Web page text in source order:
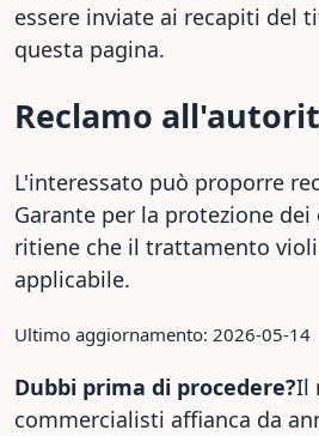
essere inviate ai recapiti del
questa pagina.
Reclamo
L'interessato può proporre
Garante per la protezione
ritiene che il trattamento
applicabile.
Ultimo aggiornamento: 2026-05-14
Dubbi prima di procedere?Il
commercialisti affianca da